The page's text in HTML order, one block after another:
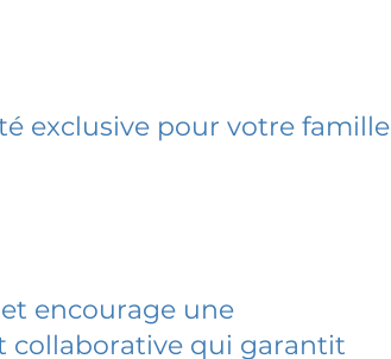
exclusive pour votre famille
encourage une
collaborative qui garantit